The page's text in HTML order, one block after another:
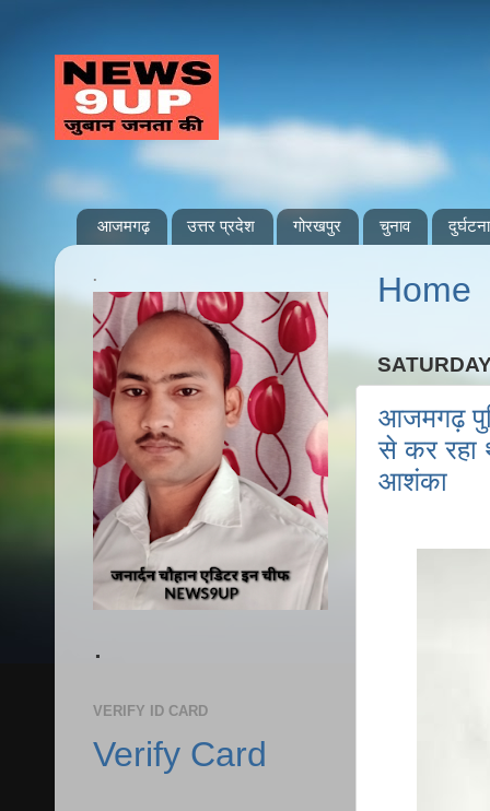
आजमगढ़ उत्तर प्रदेश गोरखपुर चुनाव दुर्घटना
Home
आजमगढ़
से कर रहा
आशंका
.
.
VERIFY ID CARD
Verify Card